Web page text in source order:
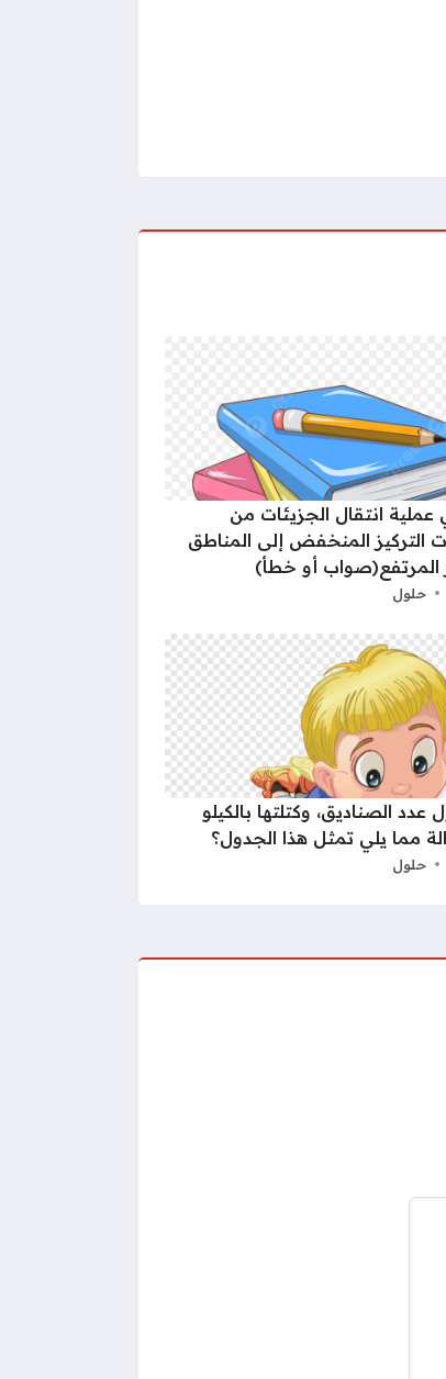
عملية انتقال الجزيئات من
التركيز المنخفض إلى المناطق
المرتفع(صواب أو خطأ)
حلول
عدد الصناديق، وكتلتها بالكيلو
مما يلي تمثل هذا الجدول؟
حلول